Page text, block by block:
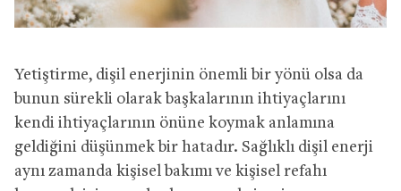
Yetiştirme, dişil enerjinin önemli bir yönü olsa da
bunun sürekli olarak başkalarının ihtiyaçlarını
kendi ihtiyaçlarının önüne koymak anlamına
geldiğini düşünmek bir hatadır. Sağlıklı dişil enerji
aynı zamanda kişisel bakımı ve kişisel refahı